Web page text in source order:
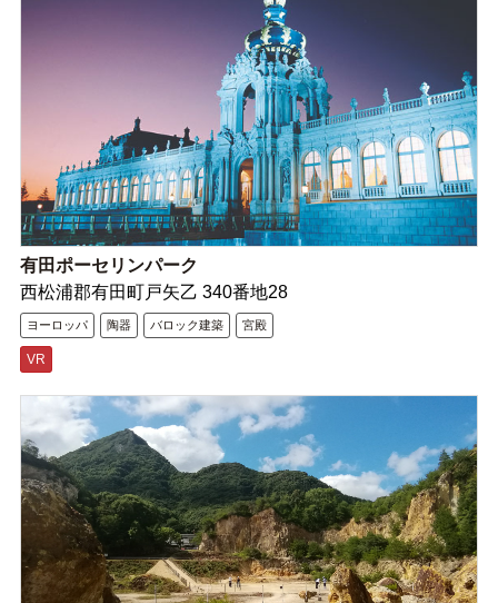
有田ポーセリンパーク
西松浦郡有田町戸矢乙 340番地28
ヨーロッパ 陶器 バロック建築 宮殿
VR